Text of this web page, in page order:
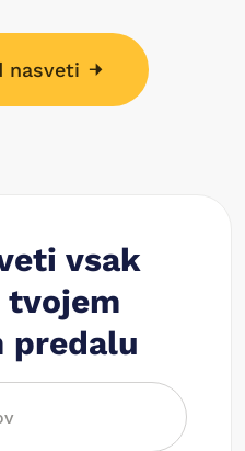
nasveti
vsak
tvojem
predalu